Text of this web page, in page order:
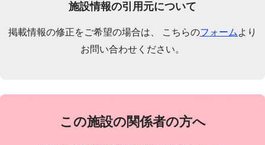
施設情報の引用元について
掲載情報の修正をご希望の場合は、 こちらのフォーム より
お問い合わせください。
この施設の関係者の方へ